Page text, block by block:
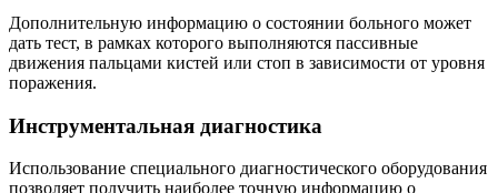
Дополнительную информацию о состоянии больного может
дать тест, в рамках которого выполняются пассивные
движения пальцами кистей или стоп в зависимости от уровня
поражения.
Инструментальная диагностика
Использование специального диагностического оборудования
позволяет получить наиболее точную информацию о